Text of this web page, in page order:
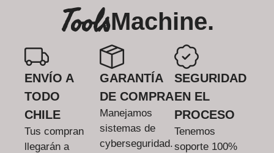
ToolsMachine.
ENVÍO A
TODO
CHILE
Tus compran
llegarán a
GARANTÍA
DE COMPRA
Manejamos
sistemas de
cyberseguridad.
SEGURIDAD
EN EL
PROCESO
Tenemos
soporte 100%